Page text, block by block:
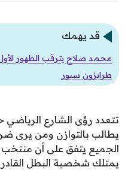
قد يهمك
محمد صلاح يترقب الظهور الأول
طرابزون سبور
تتعدد رؤى الشارع
يطالب بالتوازن ومن يرى
الجميع يتفق على أن منتخب
يمتلك شخصية البطل